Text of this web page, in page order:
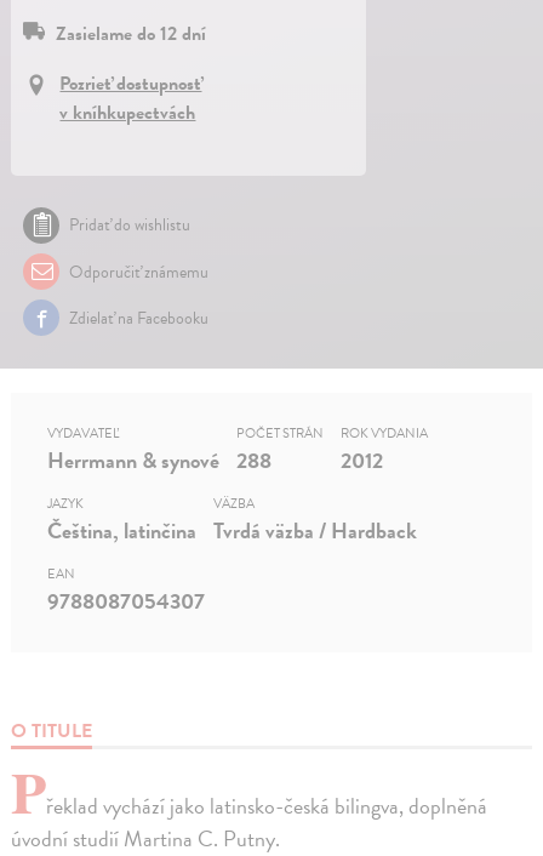
Zasielame do 12 dní
Pozrieť dostupnosť
v kníhkupectvách
Pridať do wishlistu
Odporučiť známemu
Zdielať na Facebooku
O TITULE
Překlad vychází jako latinsko-česká bilingva, doplněná
úvodní studií Martina C. Putny.
VYDAVATEĽ
Herrmann & synové
POČET STRÁN
288
ROK VYDANIA
2012
JAZYK
Čeština, latinčina
VÄZBA
Tvrdá väzba / Hardback
EAN
9788087054307